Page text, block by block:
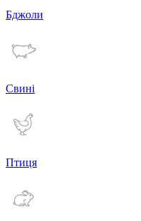
Бджоли
Свині
Птиця